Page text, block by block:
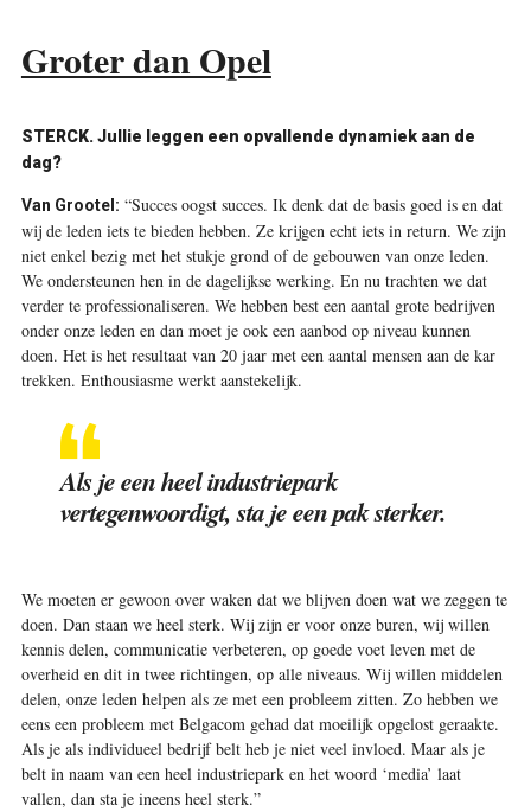
Groter dan Opel
STERCK. Jullie leggen een opvallende dynamiek aan de
dag?
Van Grootel: “Succes oogst succes. Ik denk dat de basis goed is en dat
wij de leden iets te bieden hebben. Ze krijgen echt iets in return. We zijn
niet enkel bezig met het stukje grond of de gebouwen van onze leden.
We ondersteunen hen in de dagelijkse werking. En nu trachten we dat
verder te professionaliseren. We hebben best een aantal grote bedrijven
onder onze leden en dan moet je ook een aanbod op niveau kunnen
doen. Het is het resultaat van 20 jaar met een aantal mensen aan de kar
trekken. Enthousiasme werkt aanstekelijk.
Als je een heel industriepark
vertegenwoordigt, sta je een pak sterker.
We moeten er gewoon over waken dat we blijven doen wat we zeggen te
doen. Dan staan we heel sterk. Wij zijn er voor onze buren, wij willen
kennis delen, communicatie verbeteren, op goede voet leven met de
overheid en dit in twee richtingen, op alle niveaus. Wij willen middelen
delen, onze leden helpen als ze met een probleem zitten. Zo hebben we
eens een probleem met Belgacom gehad dat moeilijk opgelost geraakte.
Als je als individueel bedrijf belt heb je niet veel invloed. Maar als je
belt in naam van een heel industriepark en het woord ‘media’ laat
vallen, dan sta je ineens heel sterk.”